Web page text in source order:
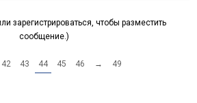
зарегистрироваться, чтобы разместить
сообщение.)
42 43 44 45 46 → 49